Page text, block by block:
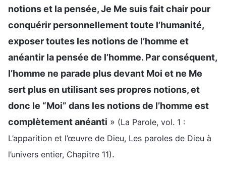
notions et la pensée, Je Me suis fait chair pour
conquérir personnellement toute l’humanité,
exposer toutes les notions de l’homme et
anéantir la pensée de l’homme. Par conséquent,
l’homme ne parade plus devant Moi et ne Me
sert plus en utilisant ses propres notions, et
donc le “Moi” dans les notions de l’homme est
complètement anéanti » (La Parole, vol. 1 :
L’apparition et l’œuvre de Dieu, Les paroles de Dieu à
l’univers entier, Chapitre 11).